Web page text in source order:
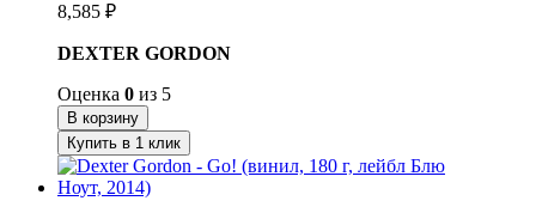
8,585 ₽
DEXTER GORDON
Оценка 0 из 5
В корзину
Купить в 1 клик